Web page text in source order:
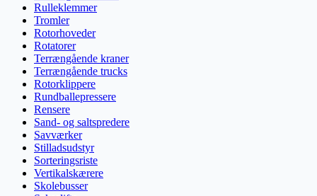
Rulleklemmer
Tromler
Rotorhoveder
Rotatorer
Terrængående kraner
Terrængående trucks
Rotorklippere
Rundballepressere
Rensere
Sand- og saltspredere
Savværker
Stilladsudstyr
Sorteringsriste
Vertikalskærere
Skolebusser